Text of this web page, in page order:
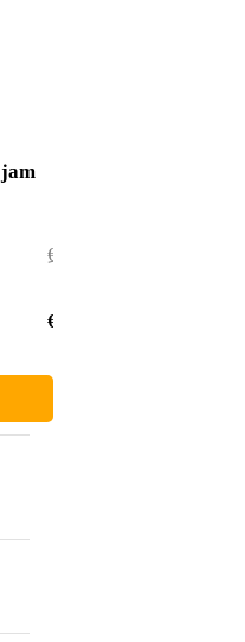
€ 119,-
€ 116,-